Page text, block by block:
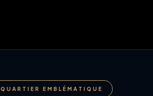
QUARTIER EMBLÉMATIQUE